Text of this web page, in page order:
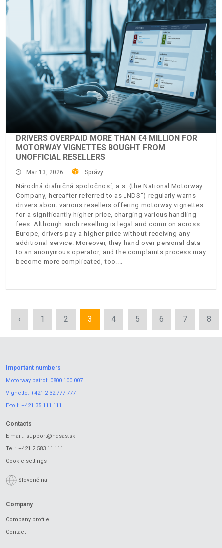
DRIVERS OVERPAID MORE THAN €4 MILLION FOR
MOTORWAY VIGNETTES BOUGHT FROM
UNOFFICIAL RESELLERS
Mar 13, 2026 Správy
Národná diaľničná spoločnosť, a.s. (the National Motorway
Company, hereafter referred to as „NDS“) regularly warns
drivers about various resellers offering motorway vignettes
for a significantly higher price, charging various handling
fees. Although such reselling is legal and common across
Europe, drivers pay a higher price without receiving any
additional service. Moreover, they hand over personal data
to an anonymous operator, and the complaints process may
become more complicated, too.
‹ 1 2 3 4 5 6 7 8
Important numbers
Motorway patrol: 0800 100 007
Vignette: +421 2 32 777 777
E-toll: +421 35 111 111
Contacts
E-mail.: support@ndsas.sk
Tel.: +421 2 583 11 111
Cookie settings
Slovenčina
Company
Company profile
Contact